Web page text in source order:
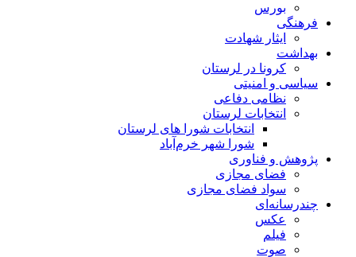
بورس
فرهنگی
ایثار شهادت
بهداشت
کرونا در لرستان
سیاسی و امنیتی
نظامی دفاعی
انتخابات لرستان
انتخابات شورا های لرستان
شورا شهر خرم‌آباد
پژوهش و فناوری
فضای مجازی
سواد فضای مجازی
چندرسانه‌ای
عكس
فیلم
صوت